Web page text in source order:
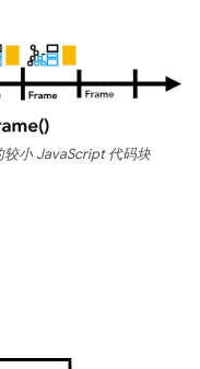
较小 JavaScript 代码块